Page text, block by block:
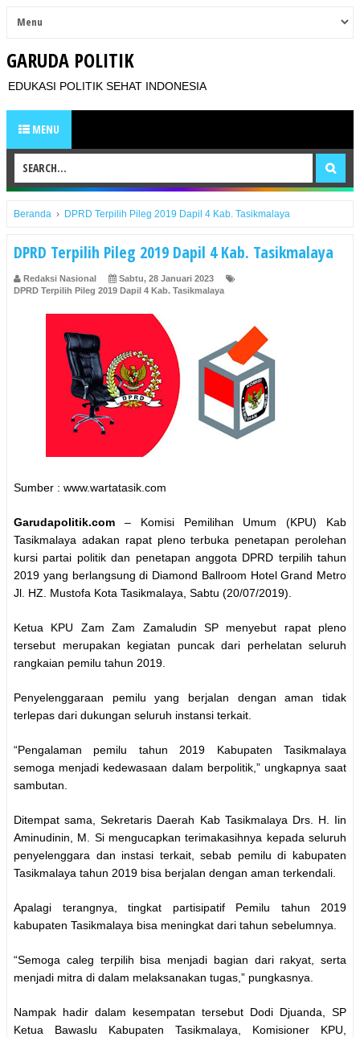
GARUDA POLITIK
EDUKASI POLITIK SEHAT INDONESIA
MENU
Beranda › DPRD Terpilih Pileg 2019 Dapil 4 Kab. Tasikmalaya
DPRD Terpilih Pileg 2019 Dapil 4 Kab. Tasikmalaya
Redaksi Nasional
Sabtu, 28 Januari 2023
DPRD Terpilih Pileg 2019 Dapil 4 Kab. Tasikmalaya
Sumber : www.wartatasik.com
Garudapolitik.com – Komisi Pemilihan Umum (KPU) Kab
Tasikmalaya adakan rapat pleno terbuka penetapan perolehan
kursi partai politik dan penetapan anggota DPRD terpilih tahun
2019 yang berlangsung di Diamond Ballroom Hotel Grand Metro
Jl. HZ. Mustofa Kota Tasikmalaya, Sabtu (20/07/2019).
Ketua KPU Zam Zam Zamaludin SP menyebut rapat pleno
tersebut merupakan kegiatan puncak dari perhelatan seluruh
rangkaian pemilu tahun 2019.
Penyelenggaraan pemilu yang berjalan dengan aman tidak
terlepas dari dukungan seluruh instansi terkait.
“Pengalaman pemilu tahun 2019 Kabupaten Tasikmalaya
semoga menjadi kedewasaan dalam berpolitik,” ungkapnya saat
sambutan.
Ditempat sama, Sekretaris Daerah Kab Tasikmalaya Drs. H. Iin
Aminudinin, M. Si mengucapkan terimakasihnya kepada seluruh
penyelenggara dan instasi terkait, sebab pemilu di kabupaten
Tasikmalaya tahun 2019 bisa berjalan dengan aman terkendali.
Apalagi terangnya, tingkat partisipatif Pemilu tahun 2019
kabupaten Tasikmalaya bisa meningkat dari tahun sebelumnya.
“Semoga caleg terpilih bisa menjadi bagian dari rakyat, serta
menjadi mitra di dalam melaksanakan tugas,” pungkasnya.
Nampak hadir dalam kesempatan tersebut Dodi Djuanda, SP
Ketua Bawaslu Kabupaten Tasikmalaya, Komisioner KPU,